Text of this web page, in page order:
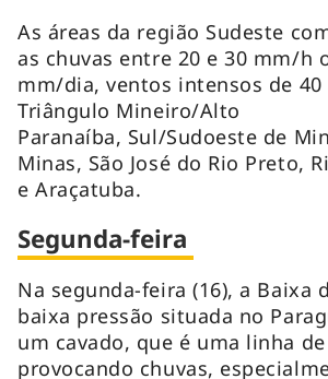
As áreas da região Sudeste
as chuvas entre 20 e 30 mm/h
mm/dia, ventos intensos de 40
Triângulo Mineiro/Alto
Paranaíba, Sul/Sudoeste de
Minas, São José do Rio Preto,
e Araçatuba.
Segunda-feira
Na segunda-feira (16), a Baixa
baixa pressão situada no
um cavado, que é uma linha
provocando chuvas,